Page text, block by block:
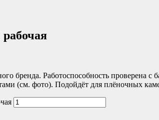
бренда. Работоспособность проверена
(см. фото). Подойдёт для плёночных